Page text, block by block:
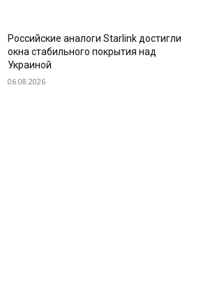
Российские аналоги Starlink достигли
окна стабильного покрытия над
Украиной
06.08.2026